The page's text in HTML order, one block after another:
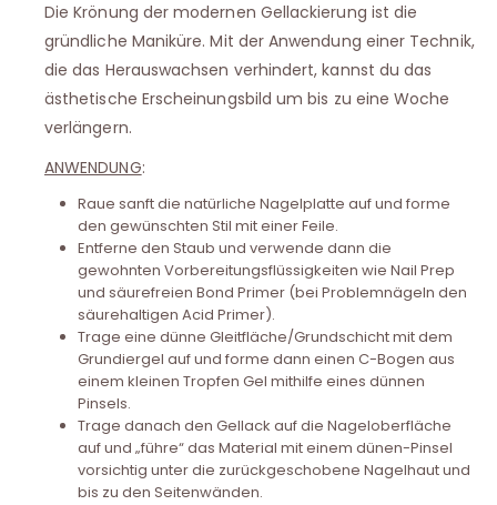
Die Krönung der modernen Gellackierung ist die
gründliche Maniküre. Mit der Anwendung einer Technik,
die das Herauswachsen verhindert, kannst du das
ästhetische Erscheinungsbild um bis zu eine Woche
verlängern.
ANWENDUNG:
Raue sanft die natürliche Nagelplatte auf und forme
den gewünschten Stil mit einer Feile.
Entferne den Staub und verwende dann die
gewohnten Vorbereitungsflüssigkeiten wie Nail Prep
und säurefreien Bond Primer (bei Problemnägeln den
säurehaltigen Acid Primer).
Trage eine dünne Gleitfläche/Grundschicht mit dem
Grundiergel auf und forme dann einen C-Bogen aus
einem kleinen Tropfen Gel mithilfe eines dünnen
Pinsels.
Trage danach den Gellack auf die Nageloberfläche
auf und „führe“ das Material mit einem dünen-Pinsel
vorsichtig unter die zurückgeschobene Nagelhaut und
bis zu den Seitenwänden.